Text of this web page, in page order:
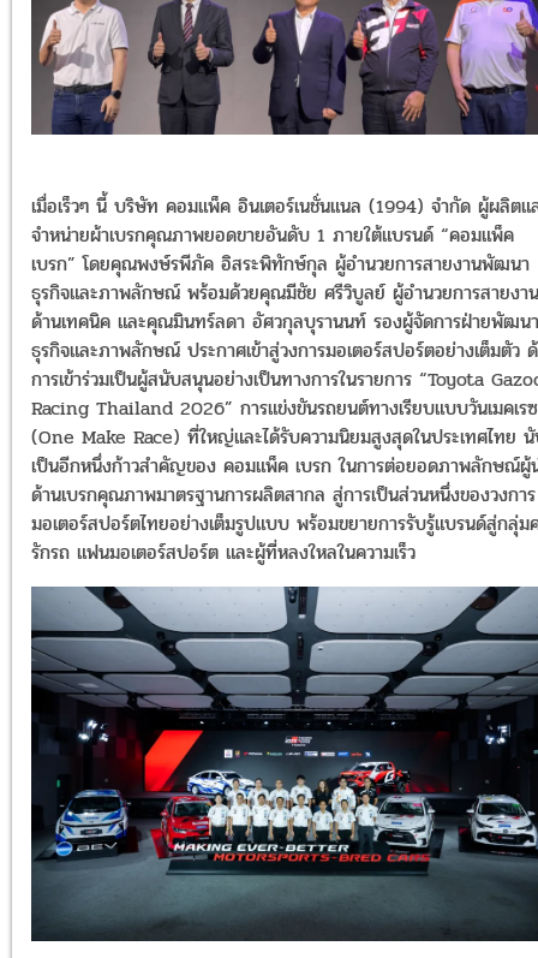
เมื่อเร็วๆ นี้ บริษัท คอมแพ็ค อินเตอร์เนชั่นแนล (1994) จำกัด ผู้ผลิตแ
จำหน่ายผ้าเบรกคุณภาพยอดขายอันดับ 1 ภายใต้แบรนด์ “คอมแพ็ค
เบรก” โดยคุณพงษ์รพีภัค อิสระพิทักษ์กุล ผู้อำนวยการสายงานพัฒนา
ธุรกิจและภาพลักษณ์ พร้อมด้วยคุณมีชัย ศรีวิบูลย์ ผู้อำนวยการสายงาน
ด้านเทคนิค และคุณมินทร์ลดา อัศวกุลบุรานนท์ รองผู้จัดการฝ่ายพัฒนา
ธุรกิจและภาพลักษณ์ ประกาศเข้าสู่วงการมอเตอร์สปอร์ตอย่างเต็มตัว
การเข้าร่วมเป็นผู้สนับสนุนอย่างเป็นทางการในรายการ “Toyota
Racing Thailand 2026” การแข่งขันรถยนต์ทางเรียบแบบวันเมคเรซ
(One Make Race) ที่ใหญ่และได้รับความนิยมสูงสุดในประเทศไทย
เป็นอีกหนึ่งก้าวสำคัญของ คอมแพ็ค เบรก ในการต่อยอดภาพลักษณ์ผู้
ด้านเบรกคุณภาพมาตรฐานการผลิตสากล สู่การเป็นส่วนหนึ่งของวงการ
มอเตอร์สปอร์ตไทยอย่างเต็มรูปแบบ พร้อมขยายการรับรู้แบรนด์สู่กลุ่ม
รักรถ แฟนมอเตอร์สปอร์ต และผู้ที่หลงใหลในความเร็ว